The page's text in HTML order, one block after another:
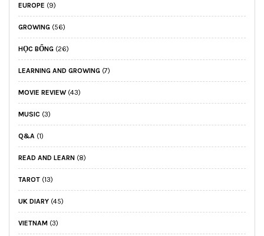
EUROPE (9)
GROWING (56)
HỌC BỔNG (26)
LEARNING AND GROWING (7)
MOVIE REVIEW (43)
MUSIC (3)
Q&A (1)
READ AND LEARN (8)
TAROT (13)
UK DIARY (45)
VIETNAM (3)